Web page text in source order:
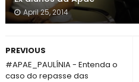
April 25, 2014
PREVIOUS
#APAE_PAULÍNIA - Entenda o
caso do repasse das